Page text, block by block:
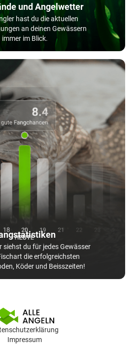
und Angelwetter
hast du die aktuellen
an deinen Gewässern
immer im Blick.
siehst du für jedes Gewässer
die erfolgreichsten
Köder und Beisszeiten!
Impressum